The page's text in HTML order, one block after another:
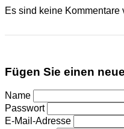
Es sind keine Kommentare
Fügen Sie einen
Name
Passwort
E-Mail-Adresse